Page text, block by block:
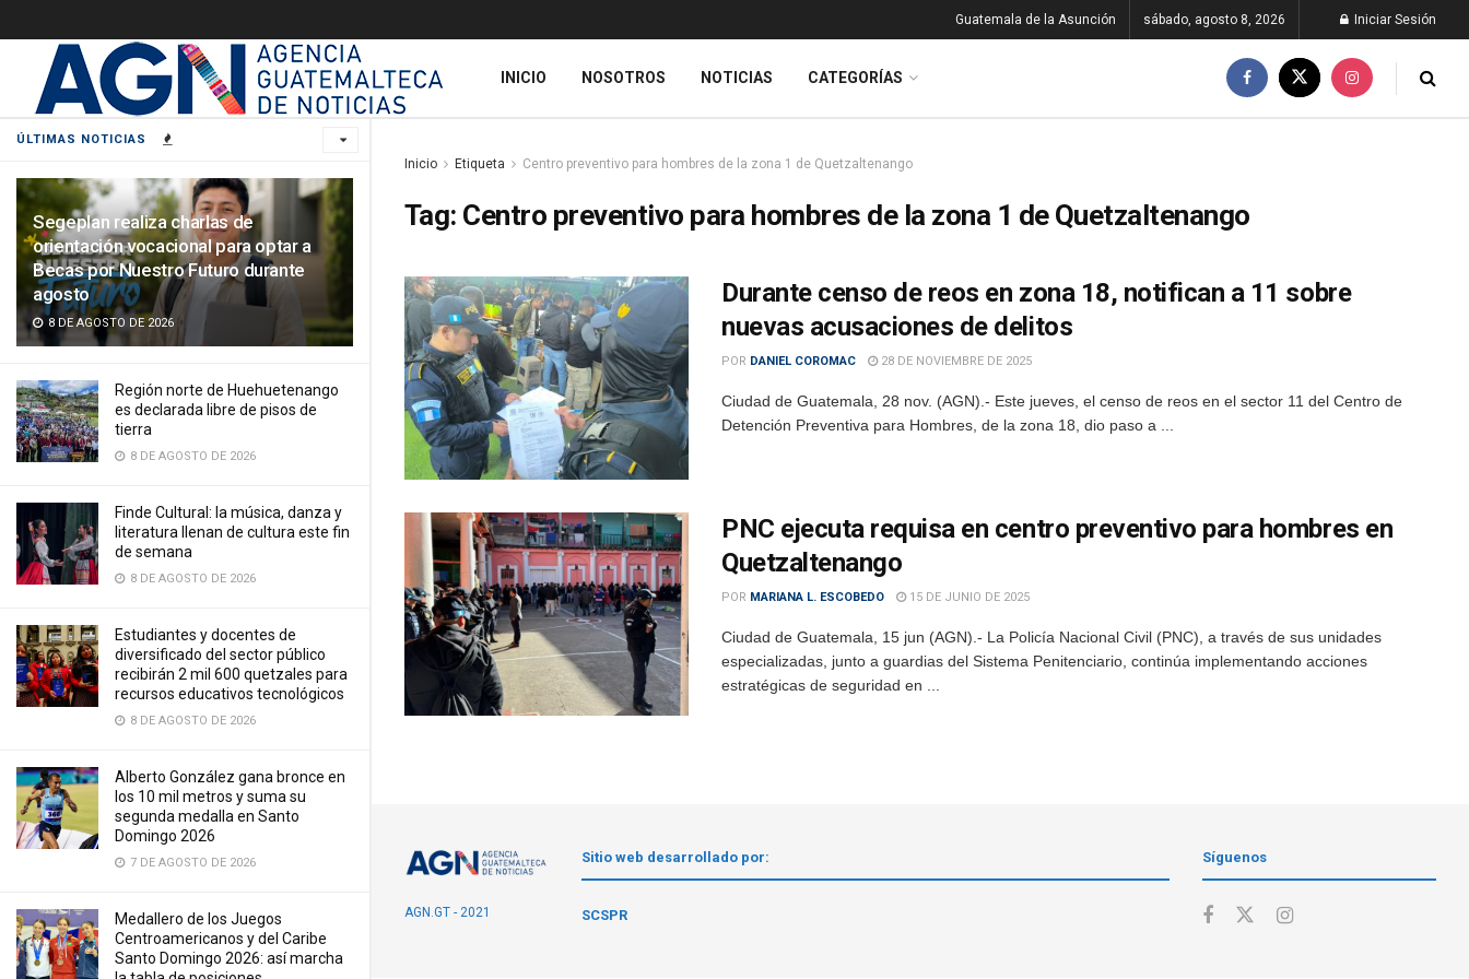
ÚLTIMAS NOTICIAS
Segeplan realiza charlas de
orientación vocacional para optar a
Becas por Nuestro Futuro durante
agosto
8 DE AGOSTO DE 2026
Región norte de Huehuetenango
es declarada libre de pisos de
tierra
8 DE AGOSTO DE 2026
Finde Cultural: la música, danza y
literatura llenan de cultura este fin
de semana
8 DE AGOSTO DE 2026
Estudiantes y docentes de
diversificado del sector público
recibirán 2 mil 600 quetzales para
recursos educativos tecnológicos
8 DE AGOSTO DE 2026
Alberto González gana bronce en
los 10 mil metros y suma su
segunda medalla en Santo
Domingo 2026
7 DE AGOSTO DE 2026
Medallero de los Juegos
Centroamericanos y del Caribe
Santo Domingo 2026: así marcha
Guatemala de la Asunción sábado, agosto 8, 2026 Iniciar Sesión
INICIO NOSOTROS NOTICIAS CATEGORÍAS
Inicio Etiqueta Centro preventivo para hombres de la zona 1 de Quetzaltenango
Tag: Centro preventivo para hombres de la zona 1 de Quetzaltenango
Durante censo de reos en zona 18, notifican a 11 sobre
nuevas acusaciones de delitos
POR DANIEL COROMAC 28 DE NOVIEMBRE DE 2025
Ciudad de Guatemala, 28 nov. (AGN).- Este jueves, el censo de reos en el sector 11 del Centro de
Detención Preventiva para Hombres, de la zona 18, dio paso a ...
PNC ejecuta requisa en centro preventivo para hombres en
Quetzaltenango
POR MARIANA L. ESCOBEDO 15 DE JUNIO DE 2025
Ciudad de Guatemala, 15 jun (AGN).- La Policía Nacional Civil (PNC), a través de sus unidades
especializadas, junto a guardias del Sistema Penitenciario, continúa implementando acciones
estratégicas de seguridad en ...
AGN.GT - 2021
Sitio web desarrollado por:
SCSPR
Síguenos